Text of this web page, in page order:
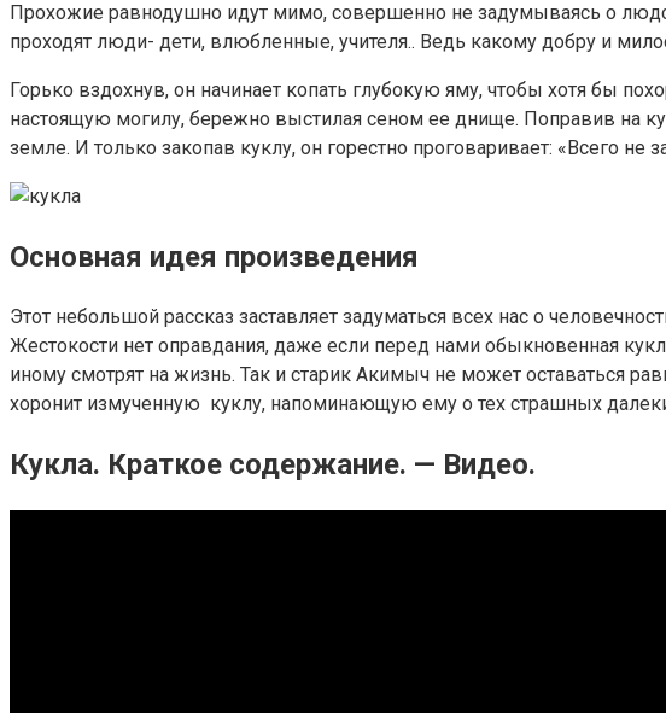
Прохожие равнодушно идут мимо, совершенно не задумываясь о
проходят люди- дети, влюбленные, учителя.. Ведь какому добру и
Горько вздохнув, он начинает копать глубокую яму, чтобы хотя бы
настоящую могилу, бережно выстилая сеном ее днище. Поправив на
земле. И только закопав куклу, он горестно проговаривает: «Всего не
Основная идея произведения
Этот небольшой рассказ заставляет задуматься всех нас о
Жестокости нет оправдания, даже если перед нами обыкновенная
иному смотрят на жизнь. Так и старик Акимыч не может оставаться
хоронит измученную куклу, напоминающую ему о тех страшных
Кукла. Краткое содержание. — Видео.